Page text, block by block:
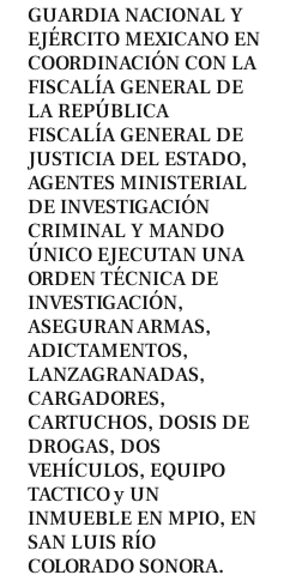
GUARDIA NACIONAL Y
EJÉRCITO MEXICANO EN
COORDINACIÓN CON LA
FISCALÍA GENERAL DE
LA REPÚBLICA
FISCALÍA GENERAL DE
JUSTICIA DEL ESTADO,
AGENTES MINISTERIAL
DE INVESTIGACIÓN
CRIMINAL Y MANDO
ÚNICO EJECUTAN UNA
ORDEN TÉCNICA DE
INVESTIGACIÓN,
ASEGURAN ARMAS,
ADICTAMENTOS,
LANZAGRANADAS,
CARGADORES,
CARTUCHOS, DOSIS DE
DROGAS, DOS
VEHÍCULOS, EQUIPO
TACTICO y UN
INMUEBLE EN MPIO, EN
SAN LUIS RÍO
COLORADO SONORA.